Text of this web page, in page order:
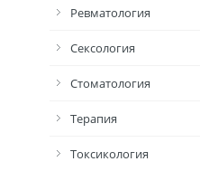
Ревматология
Сексология
Стоматология
Терапия
Токсикология